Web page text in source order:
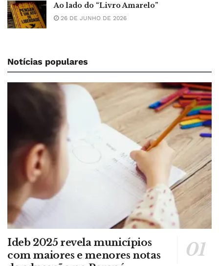
Ao lado do “Livro Amarelo”
26 DE JUNHO DE 2026
Notícias populares
Ideb 2025 revela municípios
com maiores e menores notas